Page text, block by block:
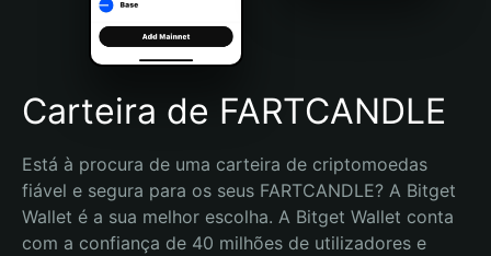
Português (Brasil)
Español (Argentina)
Carteira de FARTCANDLE
Está à procura de uma carteira de criptomoedas
fiável e segura para os seus FARTCANDLE? A Bitget
Wallet é a sua melhor escolha. A Bitget Wallet conta
com a confiança de 40 milhões de utilizadores e